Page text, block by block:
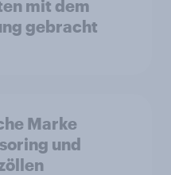
mit dem
gebracht
Marke
und